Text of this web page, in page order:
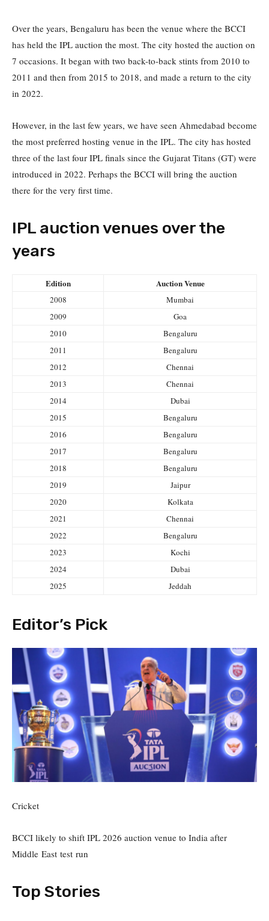
Over the years, Bengaluru has been the venue where the BCCI
has held the IPL auction the most. The city hosted the auction on
7 occasions. It began with two back-to-back stints from 2010 to
2011 and then from 2015 to 2018, and made a return to the city
in 2022.
However, in the last few years, we have seen Ahmedabad become
the most preferred hosting venue in the IPL. The city has hosted
three of the last four IPL finals since the Gujarat Titans (GT) were
introduced in 2022. Perhaps the BCCI will bring the auction
there for the very first time.
IPL auction venues over the
years
Edition Auction Venue
2008
Mumbai
2009
Goa
2010
Bengaluru
2011
Bengaluru
2012
Chennai
2013
Chennai
2014
Dubai
2015
Bengaluru
2016
Bengaluru
2017
Bengaluru
2018
Bengaluru
2019
Jaipur
2020
Kolkata
2021
Chennai
2022
Bengaluru
2023
Kochi
2024
Dubai
2025
Jeddah
Editor’s Pick
Cricket
BCCI likely to shift IPL 2026 auction venue to India after
Middle East test run
Top Stories